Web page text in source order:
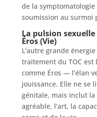
de la
soumission au surmoi
La pulsion
Éros (Vie)
L’autre grande
traitement du TOC
comme Éros — l’élan
jouissance. Elle ne se
génitale, mais inclut
agréable, l’art, la